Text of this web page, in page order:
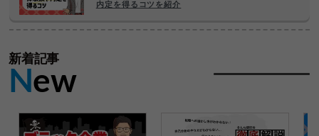
内定を得るコツを紹介
新着記事
New